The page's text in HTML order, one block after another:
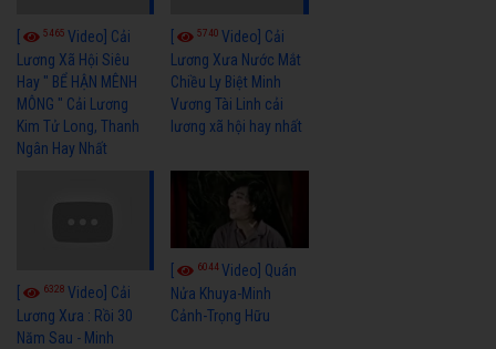
5465 Video] Cải
Lương Xã Hội Siêu
Hay " BỂ HẬN MÊNH
MÔNG " Cải Lương
Kim Tử Long, Thanh
Ngân Hay Nhất
5740Video] Cải
Lương Xưa Nước Mắt
Chiều Ly Biệt Minh
Vương Tài Linh cải
lương xã hội hay nhất
6328 Video] Cải
Lương Xưa : Rồi 30
Năm Sau - Minh
6044Video] Quán
Nửa Khuya-Minh
Cảnh-Trọng Hữu